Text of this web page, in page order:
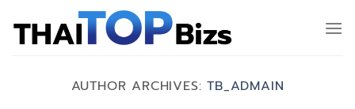
content
AUTHOR ARCHIVES:TB_ADMAIN